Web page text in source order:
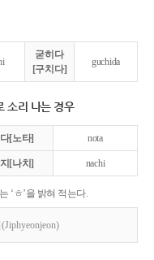
굳히다
[구치다]
guchida
소리 나는 경우
[노타] nota
[나치] nachi
‘ㅎ’을 밝혀 적는다.